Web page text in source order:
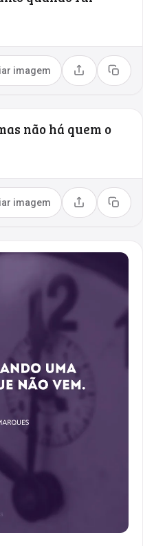
imagem Compartilhar
Copiar
não há quem o
imagem Compartilhar
Copiar